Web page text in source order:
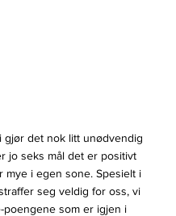
gjør det nok litt unødvendig
jo seks mål det er positivt
mye i egen sone. Spesielt i
seg veldig for oss, vi
poengene som er igjen i